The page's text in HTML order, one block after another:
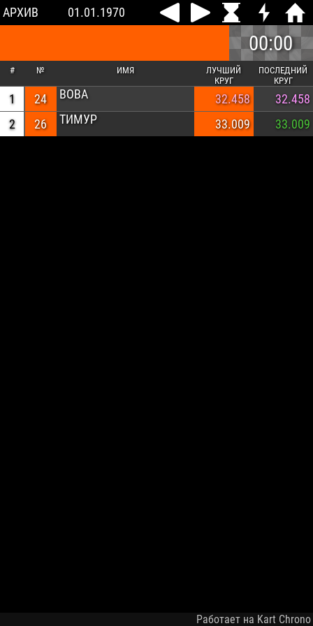
АРХИВ 01.01.1970
00:00
# № ИМЯ
ЛУЧШИЙ
КРУГ
ПОСЛЕДНИЙ
КРУГ
1 24 ВОВА 32.458
32.458
2
26 ТИМУР 33.009 33.009
Работает на Kart Chrono